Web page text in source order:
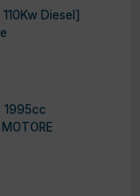
Diesel]
1995cc